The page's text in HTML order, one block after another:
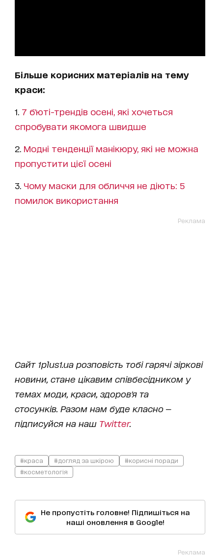
Більше корисних матеріалів на тему
краси:
1. 7 б'юті-трендів осені, які хочеться
спробувати якомога швидше
2. Модні тенденції манікюру, які не можна
пропустити цієї осені
3. Чому маски для обличчя не діють: 5
помилок використання
Реклама
Сайт 1plus1.ua розповість тобі гарячі зіркові
новини, стане цікавим співбесідником у
темах моди, краси, здоров'я та
стосунків. Разом нам буде класно —
підписуйся на наш Twitter.
#краса #догляд за шкірою
#корисні поради
#косметологія
Не пропустіть головне! Підпишіться на
наші оновлення в Google!
Реклама